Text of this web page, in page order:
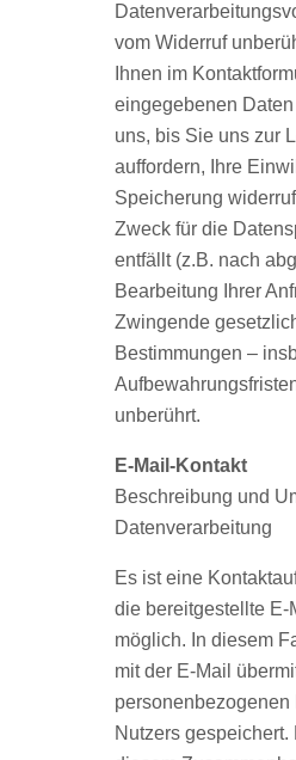
vom Widerruf
Ihnen im
eingegebenen
uns, bis Sie uns zur
auffordern, Ihre
Speicherung
Zweck für die
entfällt (z.B. nach
Bearbeitung Ihrer
Zwingende
Bestimmungen –
unberührt.
E-Mail-Kontakt
Beschreibung und
Datenverarbeitung
Es ist eine
die bereitgestellte E-
möglich. In diesem
mit der E-Mail
personenbezogenen
Nutzers gespeichert.